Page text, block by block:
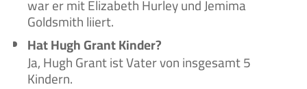
war er mit Elizabeth Hurley und Jemima
Goldsmith liiert.
Hat Hugh Grant Kinder?
Ja, Hugh Grant ist Vater von insgesamt 5
Kindern.